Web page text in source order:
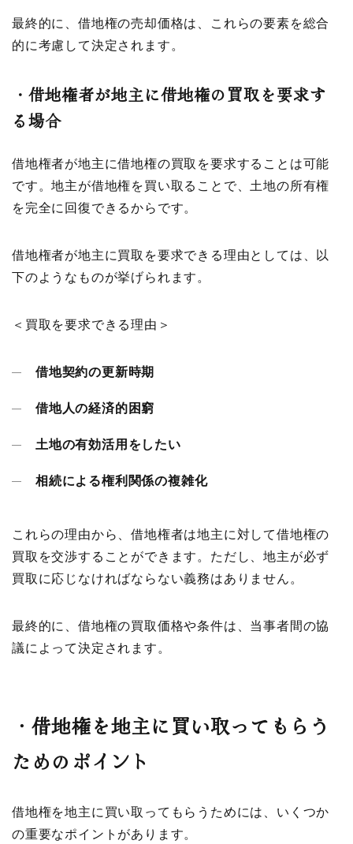
最終的に、借地権の売却価格は、これらの要素を総合
的に考慮して決定されます。
・ 借地権者が地主に借地権の買取を要求す
る場合
借地権者が地主に借地権の買取を要求することは可能
です。地主が借地権を買い取ることで、土地の所有権
を完全に回復できるからです。
借地権者が地主に買取を要求できる理由としては、以
下のようなものが挙げられます。
＜買取を要求できる理由＞
借地契約の更新時期
借地人の経済的困窮
土地の有効活用をしたい
相続による権利関係の複雑化
これらの理由から、借地権者は地主に対して借地権の
買取を交渉することができます。ただし、地主が必ず
買取に応じなければならない義務はありません。
最終的に、借地権の買取価格や条件は、当事者間の協
議によって決定されます。
・借地権を地主に買い取ってもらう
ためのポイント
借地権を地主に買い取ってもらうためには、いくつか
の重要なポイントがあります。